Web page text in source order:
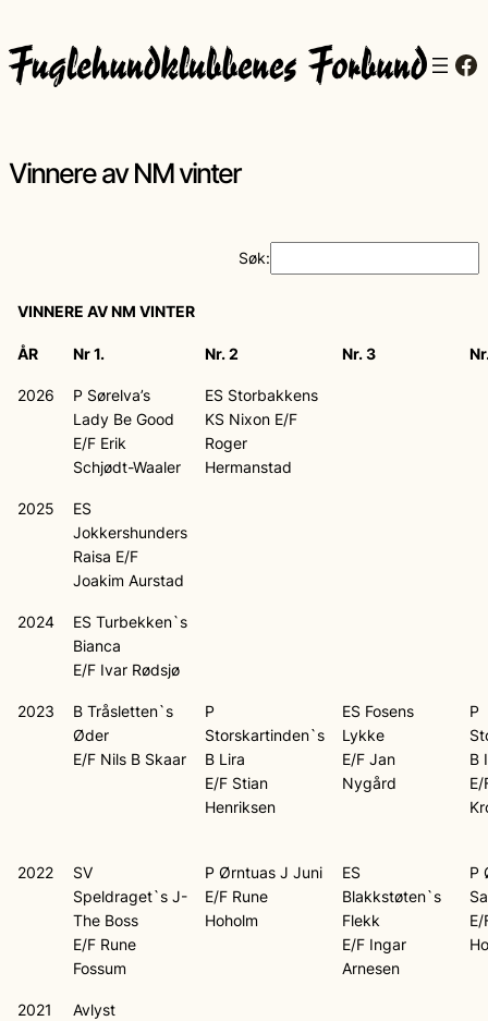
Vinnere av NM vinter
Søk:
VINNERE AV NM VINTER
ÅR Nr 1. Nr. 2 Nr. 3
2026
P Sørelva’s
Lady Be Good
E/F Erik
Schjødt-Waaler
ES Storbakkens
KS Nixon E/F
Roger
Hermanstad
2025
ES
Jokkershunders
Raisa E/F
Joakim Aurstad
2024
ES Turbekken`s
Bianca
E/F Ivar Rødsjø
2023
B Tråsletten`s
Øder
E/F Nils B Skaar
P
Storskartinden`s
B Lira
E/F Stian
Henriksen
ES Fosens
Lykke
E/F Jan
Nygård
P
B
E/
2022
SV
Speldraget`s J-
The Boss
E/F Rune
Fossum
P Ørntuas J Juni
E/F Rune
Hoholm
ES
Blakkstøten`s
Flekk
E/F Ingar
Arnesen
P
E/
2021 Avlyst